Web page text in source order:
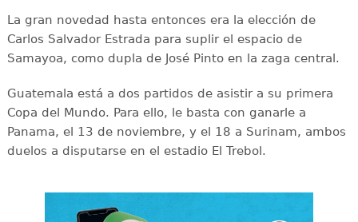
La gran novedad hasta entonces era la elección de
Carlos Salvador Estrada para suplir el espacio de
Samayoa, como dupla de José Pinto en la zaga central.
Guatemala está a dos partidos de asistir a su primera
Copa del Mundo. Para ello, le basta con ganarle a
Panama, el 13 de noviembre, y el 18 a Surinam, ambos
duelos a disputarse en el estadio El Trebol.